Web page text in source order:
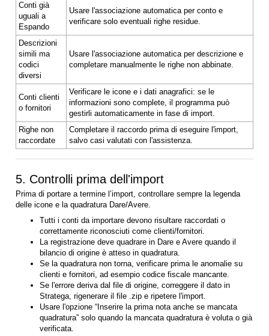
Conti già
uguali a
Espando
Usare l'associazione automatica per conto e
verificare solo eventuali righe residue.
Descrizioni
simili ma
codici
diversi
Usare l'associazione automatica per descrizione e
completare manualmente le righe non abbinate.
Conti clienti
o fornitori
Verificare le icone e i dati anagrafici: se le
informazioni sono complete, il programma può
gestirli automaticamente in fase di import.
Righe non
raccordate
Completare il raccordo prima di eseguire l'import,
salvo casi valutati con l'assistenza.
5. Controlli prima dell'import
Prima di portare a termine l’import, controllare sempre la legenda
delle icone e la quadratura Dare/Avere.
Tutti i conti da importare devono risultare raccordati o
correttamente riconosciuti come clienti/fornitori.
La registrazione deve quadrare in Dare e Avere quando il
bilancio di origine è atteso in quadratura.
Se la quadratura non torna, verificare prima le anomalie su
clienti e fornitori, ad esempio codice fiscale mancante.
Se l'errore deriva dal file di origine, correggere il dato in
Stratega, rigenerare il file .zip e ripetere l'import.
Usare l'opzione “Inserire la prima nota anche se mancata
quadratura” solo quando la mancata quadratura è voluta o già
verificata.